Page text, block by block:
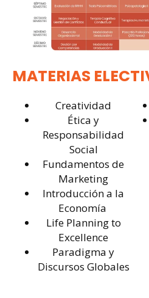
MATERIAS
Creatividad
Ética y
Responsabilidad
Social
Fundamentos de
Marketing
Introducción a la
Economía
Life Planning to
Excellence
Paradigma y
Discursos Globales